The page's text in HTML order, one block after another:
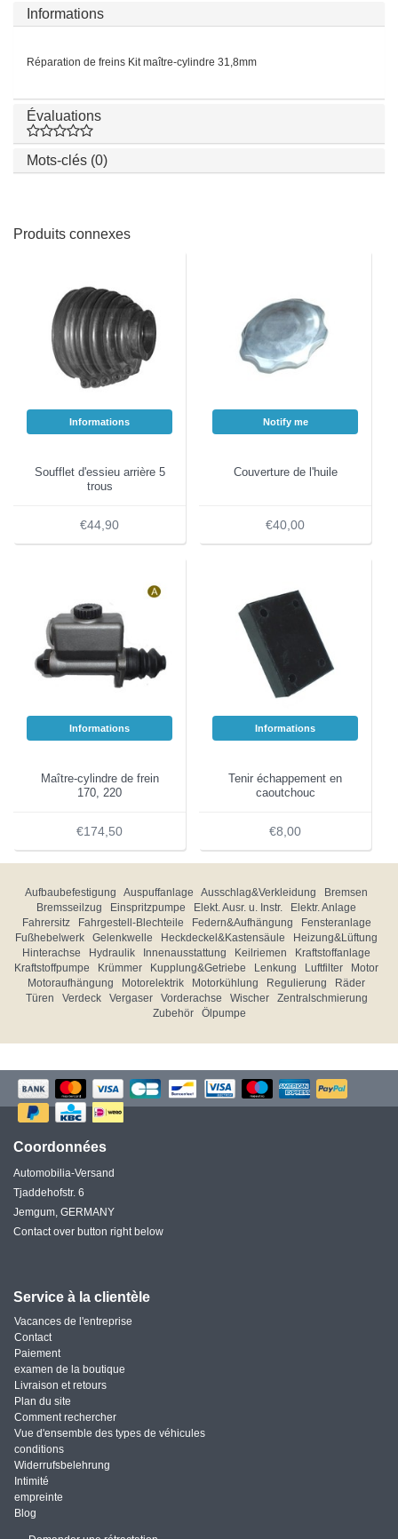
Informations
Réparation de freins Kit maître-cylindre 31,8mm
Évaluations
Mots-clés (0)
Produits connexes
Informations
Soufflet d'essieu arrière 5
trous
€44,90
Notify me
Couverture de l'huile
€40,00
Informations
Maître-cylindre de frein
170, 220
€174,50
Informations
Tenir échappement en
caoutchouc
€8,00
Aufbaubefestigung Auspuffanlage Ausschlag&Verkleidung
Bremsen
Bremsseilzug
Einspritzpumpe Elekt. Ausr. u. Instr.
Elektr. Anlage
Fahrersitz
Fahrgestell-Blechteile Federn&Aufhängung
Fensteranlage
Fußhebelwerk
Gelenkwelle Heckdeckel&Kastensäule
Heizung&Lüftung
Hinterachse
Hydraulik Innenausstattung Keilriemen
Kraftstoffanlage
Kraftstoffpumpe
Krümmer Kupplung&Getriebe Lenkung Luftfilter
Motor
Motoraufhängung
Motorelektrik Motorkühlung Regulierung
Räder
Türen
Verdeck Vergaser Vorderachse Wischer
Zentralschmierung
Zubehör
Ölpumpe
Coordonnées
Automobilia-Versand
Tjaddehofstr. 6
Jemgum, GERMANY
Contact over button right below
Service à la clientèle
Vacances de l'entreprise
Contact
Paiement
examen de la boutique
Livraison et retours
Plan du site
Comment rechercher
Vue d'ensemble des types de véhicules
conditions
Widerrufsbelehrung
Intimité
empreinte
Blog